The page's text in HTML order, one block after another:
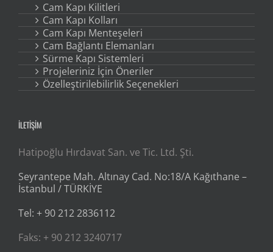
Cam Kapı Kilitleri
Cam Kapı Kolları
Cam Kapı Menteşeleri
Cam Bağlantı Elemanları
Sürme Kapı Sistemleri
Projeleriniz İçin Öneriler
Özelleştirilebilirlik Seçenekleri
İLETİŞİM
Hatipoğlu Hırdavat San. ve Tic. Ltd. Şti.
Seyrantepe Mah. Altınay Cad. No:18/A Kağıthane –
İstanbul / TÜRKİYE
Tel: + 90 212 2836112
Faks: + 90 212 3240717